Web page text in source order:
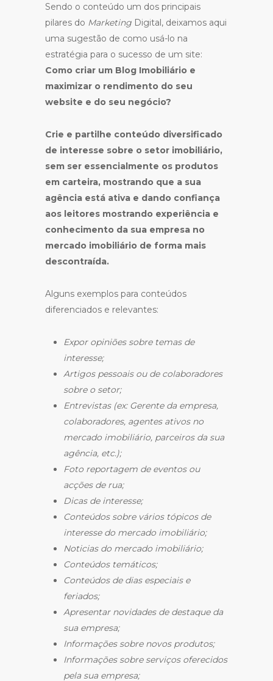
Sendo o conteúdo um dos principais
pilares do Marketing Digital, deixamos aqui
uma sugestão de como usá-lo na
estratégia para o sucesso de um site:
Como criar um Blog Imobiliário e
maximizar o rendimento do seu
website e do seu negócio?
Crie e partilhe conteúdo diversificado
de interesse sobre o setor imobiliário,
sem ser essencialmente os produtos
em carteira, mostrando que a sua
agência está ativa e dando confiança
aos leitores mostrando experiência e
conhecimento da sua empresa no
mercado imobiliário de forma mais
descontraída.
Alguns exemplos para conteúdos
diferenciados e relevantes:
Expor opiniões sobre temas de
interesse;
Artigos pessoais ou de colaboradores
sobre o setor;
Entrevistas (ex: Gerente da empresa,
colaboradores, agentes ativos no
mercado imobiliário, parceiros da sua
agência, etc.);
Foto reportagem de eventos ou
acções de rua;
Dicas de interesse;
Conteúdos sobre vários tópicos de
interesse do mercado imobiliário;
Noticias do mercado imobiliário;
Conteúdos temáticos;
Conteúdos de dias especiais e
feriados;
Apresentar novidades de destaque da
sua empresa;
Informações sobre novos produtos;
Informações sobre serviços oferecidos
pela sua empresa;